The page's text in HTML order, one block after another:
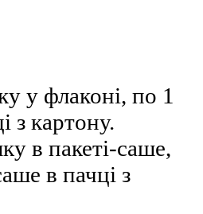
у флаконі, по 1
з картону.
в пакеті-саше,
в пачці з